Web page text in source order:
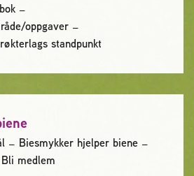
standpunkt
oppgaver
standpunkt
Biesmykker hjelper biene
Bli medlem